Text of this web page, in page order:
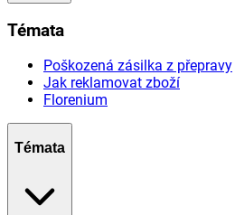
Témata
Poškozená zásilka z přepravy
Jak reklamovat zboží
Florenium
Témata